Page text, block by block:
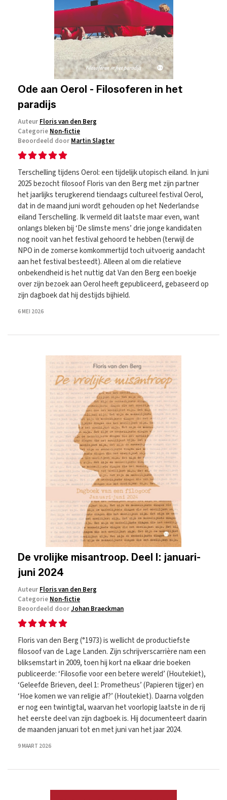
Ode aan Oerol - Filosoferen in het
paradijs
Auteur Floris van den Berg
Categorie Non-fictie
Beoordeeld door Martin Slagter
Terschelling tijdens Oerol: een tijdelijk utopisch eiland. In juni
2025 bezocht filosoof Floris van den Berg met zijn partner
het jaarlijks terugkerend tiendaags cultureel festival Oerol,
dat in de maand juni wordt gehouden op het Nederlandse
eiland Terschelling. Ik vermeld dit laatste maar even, want
onlangs bleken bij ‘De slimste mens’ drie jonge kandidaten
nog nooit van het festival gehoord te hebben (terwijl de
NPO in de zomerse komkommertijd toch uitvoerig aandacht
aan het festival besteedt). Alleen al om die relatieve
onbekendheid is het nuttig dat Van den Berg een boekje
over zijn bezoek aan Oerol heeft gepubliceerd, gebaseerd op
zijn dagboek dat hij destijds bijhield.
6 MEI 2026
De vrolijke misantroop. Deel I: januari-
juni 2024
Auteur Floris van den Berg
Categorie Non-fictie
Beoordeeld doorJohan Braeckman
Floris van den Berg (°1973) is wellicht de productiefste
filosoof van de Lage Landen. Zijn schrijverscarrière nam een
bliksemstart in 2009, toen hij kort na elkaar drie boeken
publiceerde: ‘Filosofie voor een betere wereld’ (Houtekiet),
‘Geleefde Brieven, deel 1: Prometheus’ (Papieren tijger) en
‘Hoe komen we van religie af?’ (Houtekiet). Daarna volgden
er nog een twintigtal, waarvan het voorlopig laatste in de rij
het eerste deel van zijn dagboek is. Hij documenteert daarin
de maanden januari tot en met juni van het jaar 2024.
9 MAART 2026